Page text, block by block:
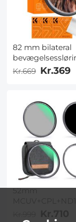
82 mm bilateral
specialeffektfilter
serien
Kr.669 Kr.369
52mm